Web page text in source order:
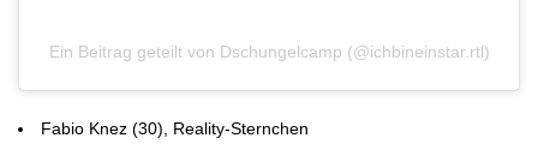
Ein Beitrag geteilt von Dschungelcamp (@ichbineinstar.rtl)
Fabio Knez (30), Reality-Sternchen